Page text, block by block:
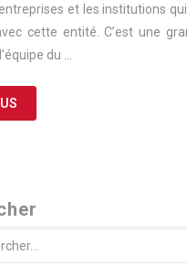
et les institutions
cette entité. C’est une
du …